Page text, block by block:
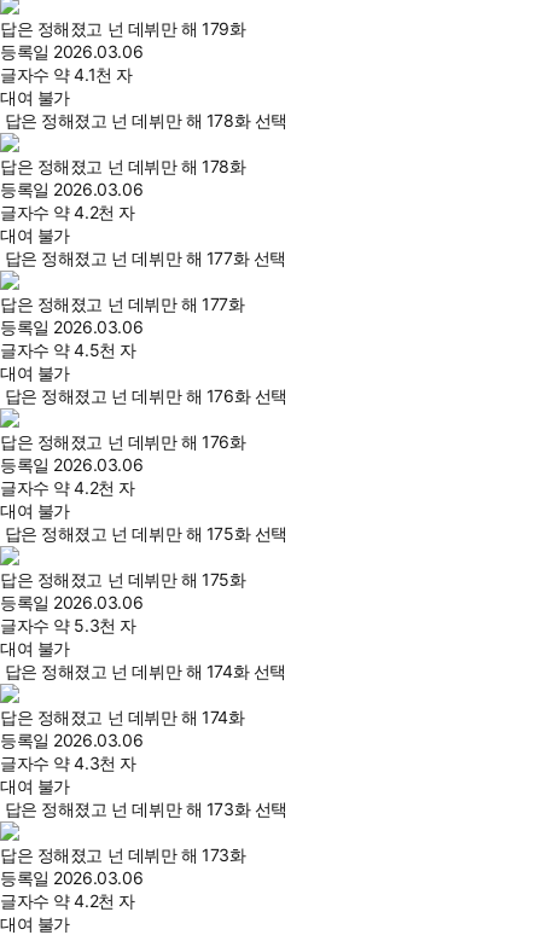
답은 정해졌고 넌 데뷔만 해 179화
등록일 2026.03.06
글자수 약 4.1천 자
대여 불가
답은 정해졌고 넌 데뷔만 해 178화 선택
답은 정해졌고 넌 데뷔만 해 178화
등록일 2026.03.06
글자수 약 4.2천 자
대여 불가
답은 정해졌고 넌 데뷔만 해 177화 선택
답은 정해졌고 넌 데뷔만 해 177화
등록일 2026.03.06
글자수 약 4.5천 자
대여 불가
답은 정해졌고 넌 데뷔만 해 176화 선택
답은 정해졌고 넌 데뷔만 해 176화
등록일 2026.03.06
글자수 약 4.2천 자
대여 불가
답은 정해졌고 넌 데뷔만 해 175화 선택
답은 정해졌고 넌 데뷔만 해 175화
등록일 2026.03.06
글자수 약 5.3천 자
대여 불가
답은 정해졌고 넌 데뷔만 해 174화 선택
답은 정해졌고 넌 데뷔만 해 174화
등록일 2026.03.06
글자수 약 4.3천 자
대여 불가
답은 정해졌고 넌 데뷔만 해 173화 선택
답은 정해졌고 넌 데뷔만 해 173화
등록일 2026.03.06
글자수 약 4.2천 자
대여 불가